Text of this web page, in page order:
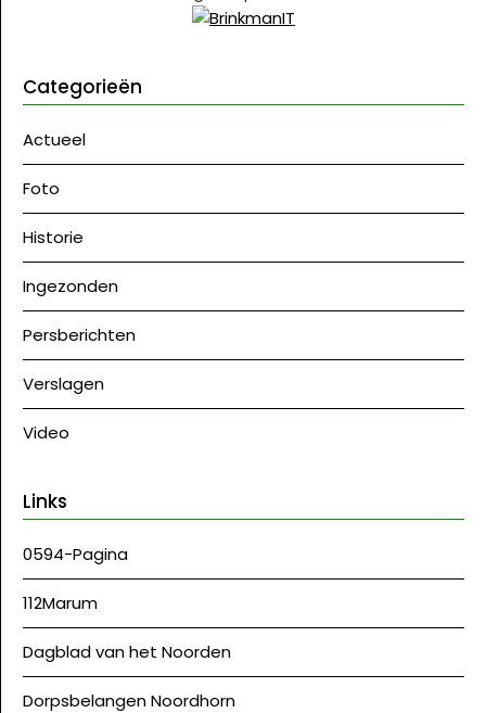
Categorieën
Actueel
Foto
Historie
Ingezonden
Persberichten
Verslagen
Video
Links
0594-Pagina
112Marum
Dagblad van het Noorden
Dorpsbelangen Noordhorn